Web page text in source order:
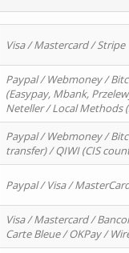
Visa / Mastercard / Stripe
Paypal / Webmoney /
(Easypay, Mbank,
Neteller / Local Methods
Paypal / Webmoney /
transfer) / QIWI (CIS
Paypal / Visa /
Visa / Mastercard /
Carte Bleue / OKPay /